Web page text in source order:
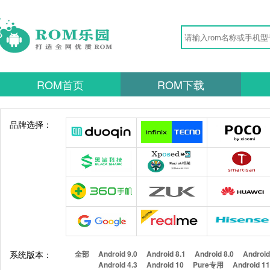
ROM首页 ROM下载
品牌选择：
系统版本： 全部 Android 9.0 Android 8.1 Android 8.0
Android 4.3
Android 10 Pure专用 Android 11